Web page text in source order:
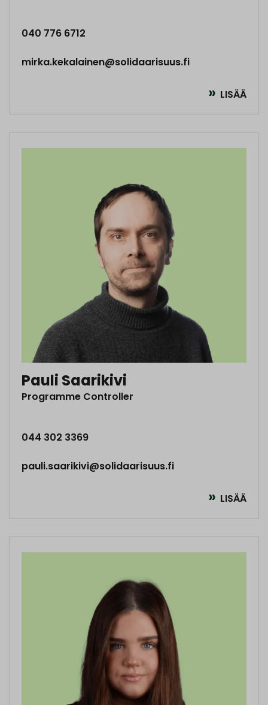
040 776 6712
mirka.kekalainen@solidaarisuus.fi
LISÄÄ
Pauli Saarikivi
Programme Controller
044 302 3369
pauli.saarikivi@solidaarisuus.fi
LISÄÄ